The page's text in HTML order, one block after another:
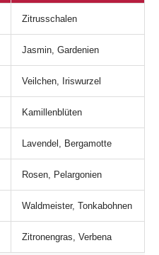
Zitrusschalen
Jasmin, Gardenien
Veilchen, Iriswurzel
Kamillenblüten
Lavendel, Bergamotte
Rosen, Pelargonien
Waldmeister, Tonkabohnen
Zitronengras, Verbena